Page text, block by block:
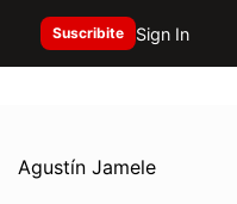
Suscribite Sign In
Agustín Jamele